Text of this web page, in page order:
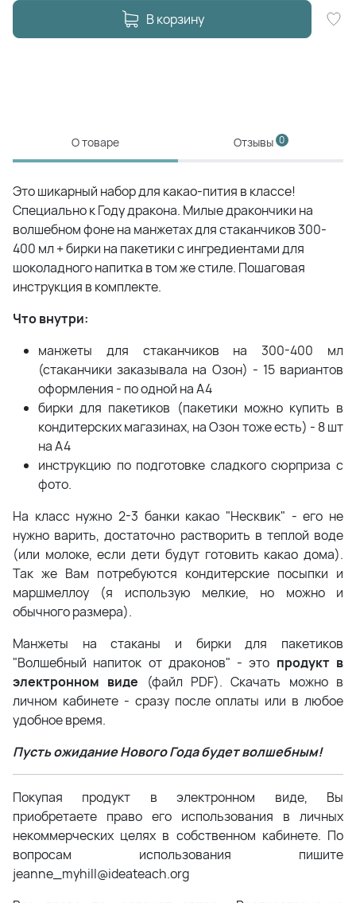
В корзину
О товаре Отзывы 0
Это шикарный набор для какао-пития в классе!
Специально к Году дракона. Милые дракончики на
волшебном фоне на манжетах для стаканчиков 300-
400 мл + бирки на пакетики с ингредиентами для
шоколадного напитка в том же стиле. Пошаговая
инструкция в комплекте.
Что внутри:
манжеты для стаканчиков на 300-400 мл
(стаканчики заказывала на Озон) - 15 вариантов
оформления - по одной на А4
бирки для пакетиков (пакетики можно купить в
кондитерских магазинах, на Озон тоже есть) - 8 шт
на А4
инструкцию по подготовке сладкого сюрприза с
фото.
На класс нужно 2-3 банки какао "Несквик" - его не
нужно варить, достаточно растворить в теплой воде
(или молоке, если дети будут готовить какао дома).
Так же Вам потребуются кондитерские посыпки и
маршмеллоу (я использую мелкие, но можно и
обычного размера).
Манжеты на стаканы и бирки для пакетиков
"Волшебный напиток от драконов" - это продукт в
электронном виде (файл PDF). Скачать можно в
личном кабинете - сразу после оплаты или в любое
удобное время.
Пусть ожидание Нового Года будет волшебным!
Покупая продукт в электронном виде, Вы
приобретаете право его использования в личных
некоммерческих целях в собственном кабинете. По
вопросам использования пишите
jeanne_myhill@ideateach.org